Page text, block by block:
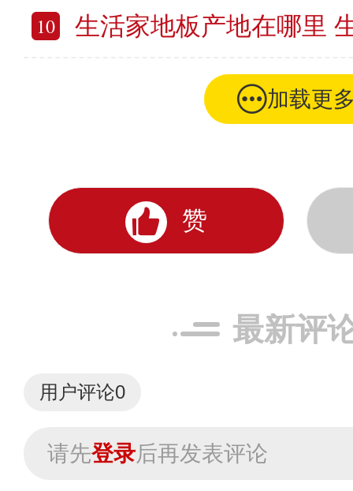
10 生活家地板产地在哪里 生活
加载更
赞
最新评
用户评论0
请先登录后再发表评论